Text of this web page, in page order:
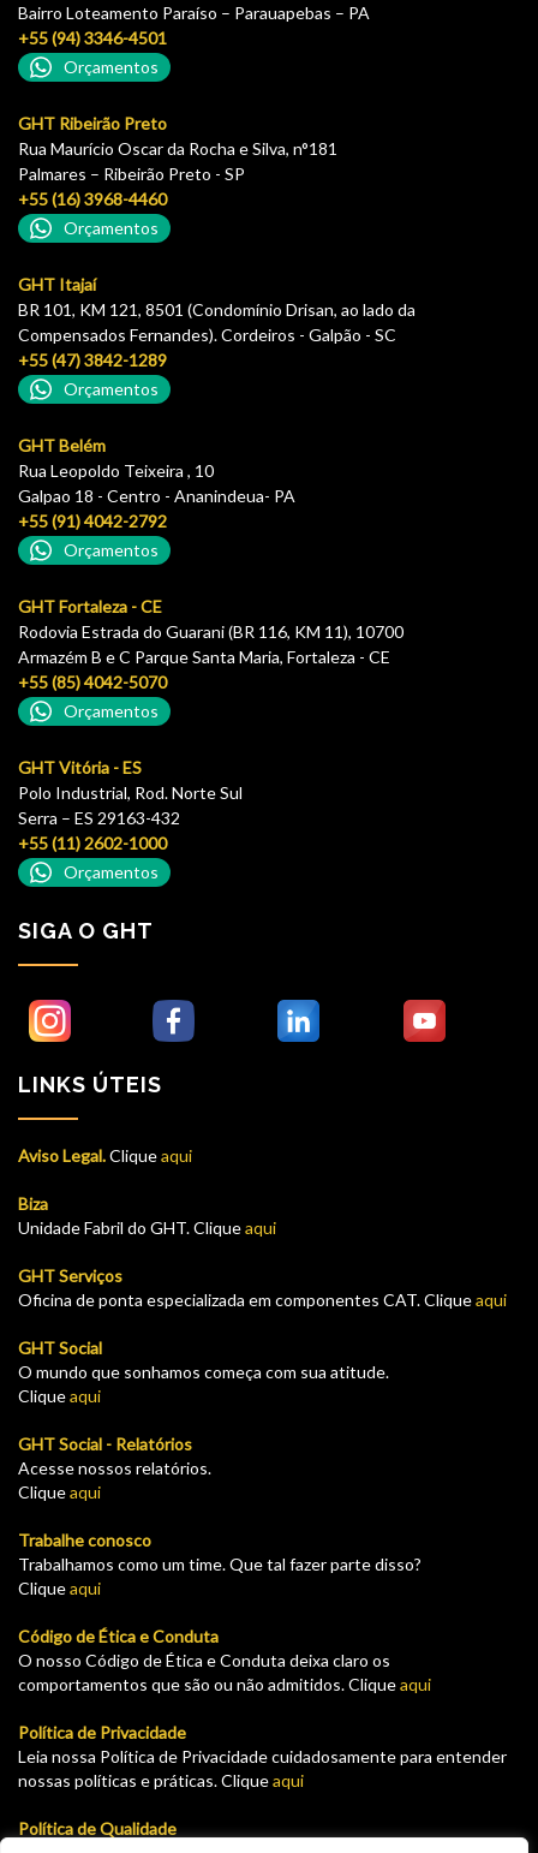
Bairro Loteamento Paraíso – Parauapebas – PA
+55 (94) 3346-4501
Orçamentos
GHT Ribeirão Preto
Rua Maurício Oscar da Rocha e Silva, n°181
Palmares – Ribeirão Preto - SP
+55 (16) 3968-4460
Orçamentos
GHT Itajaí
BR 101, KM 121, 8501 (Condomínio Drisan, ao lado da
Compensados Fernandes). Cordeiros - Galpão - SC
+55 (47) 3842-1289
Orçamentos
GHT Belém
Rua Leopoldo Teixeira , 10
Galpao 18 - Centro - Ananindeua- PA
+55 (91) 4042-2792
Orçamentos
GHT Fortaleza - CE
Rodovia Estrada do Guarani (BR 116, KM 11), 10700
Armazém B e C Parque Santa Maria, Fortaleza - CE
+55 (85) 4042-5070
Orçamentos
GHT Vitória - ES
Polo Industrial, Rod. Norte Sul
Serra – ES 29163-432
+55 (11) 2602-1000
Orçamentos
SIGA O GHT
LINKS ÚTEIS
Aviso Legal.Cliqueaqui
Biza
Unidade Fabril do GHT. Cliqueaqui
GHT Serviços
Oficina de ponta especializada em componentes CAT. Cliqueaqui
GHT Social
O mundo que sonhamos começa com sua atitude.
Cliqueaqui
GHT Social - Relatórios
Acesse nossos relatórios.
Cliqueaqui
Trabalhe conosco
Trabalhamos como um time. Que tal fazer parte disso?
Cliqueaqui
Código de Ética e Conduta
O nosso Código de Ética e Conduta deixa claro os
comportamentos que são ou não admitidos. Cliqueaqui
Política de Privacidade
Leia nossa Política de Privacidade cuidadosamente para entender
nossas políticas e práticas. Cliqueaqui
Política de Qualidade